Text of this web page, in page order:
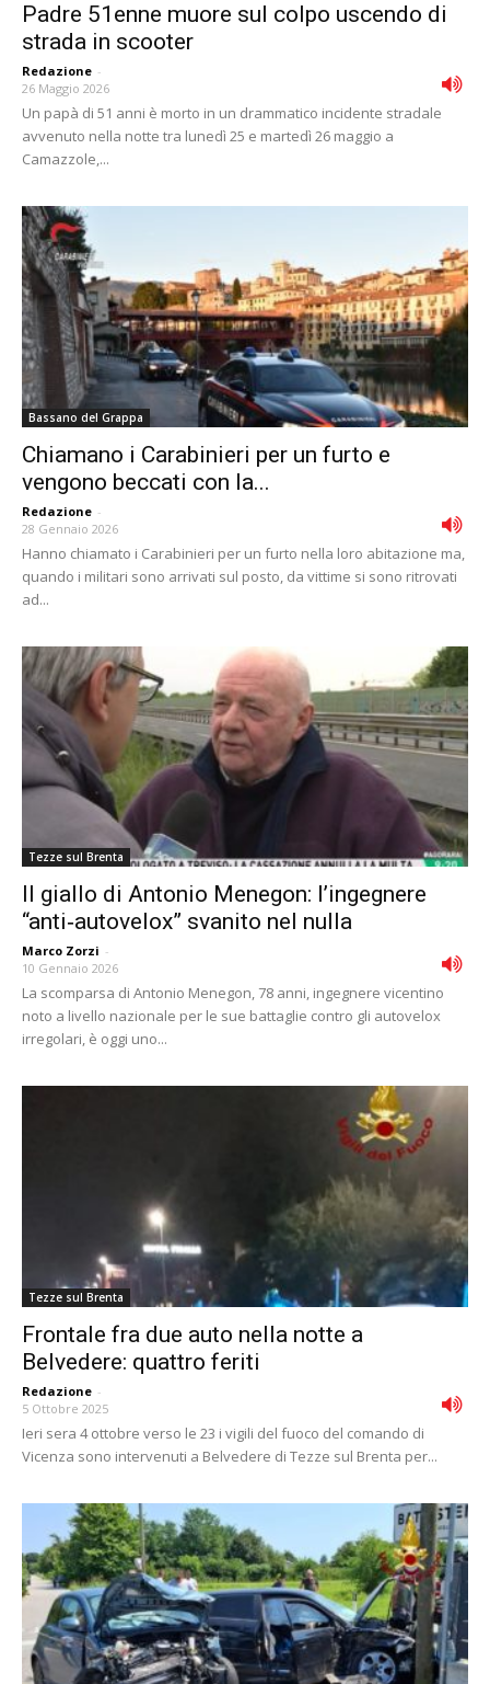
Padre 51enne muore sul colpo uscendo di
strada in scooter
Redazione -
26 Maggio 2026
Un papà di 51 anni è morto in un drammatico incidente stradale
avvenuto nella notte tra lunedì 25 e martedì 26 maggio a
Camazzole,...
Bassano del Grappa
Chiamano i Carabinieri per un furto e
vengono beccati con la...
Redazione -
28 Gennaio 2026
Hanno chiamato i Carabinieri per un furto nella loro abitazione ma,
quando i militari sono arrivati sul posto, da vittime si sono ritrovati
ad...
Tezze sul Brenta
Il giallo di Antonio Menegon: l’ingegnere
“anti‑autovelox” svanito nel nulla
Marco Zorzi -
10 Gennaio 2026
La scomparsa di Antonio Menegon, 78 anni, ingegnere vicentino
noto a livello nazionale per le sue battaglie contro gli autovelox
irregolari, è oggi uno...
Tezze sul Brenta
Frontale fra due auto nella notte a
Belvedere: quattro feriti
Redazione -
5 Ottobre 2025
Ieri sera 4 ottobre verso le 23 i vigili del fuoco del comando di
Vicenza sono intervenuti a Belvedere di Tezze sul Brenta per...